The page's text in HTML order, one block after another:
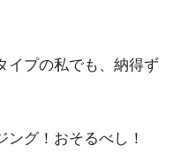
イプの私でも、納得ず
グ！おそるべし！